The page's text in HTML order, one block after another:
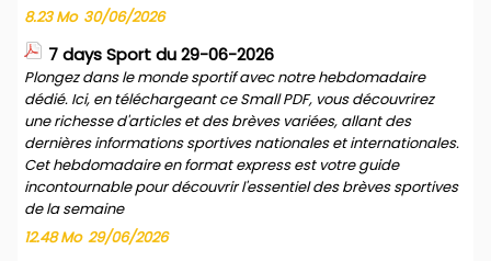
8.23 Mo 30/06/2026
7 days Sport du 29-06-2026
Plongez dans le monde sportif avec notre hebdomadaire
dédié. Ici, en téléchargeant ce Small PDF, vous découvrirez
une richesse d'articles et des brèves variées, allant des
dernières informations sportives nationales et internationales.
Cet hebdomadaire en format express est votre guide
incontournable pour découvrir l'essentiel des brèves sportives
de la semaine
12.48 Mo 29/06/2026